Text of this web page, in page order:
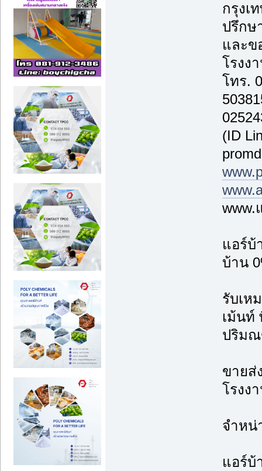
กรุงเ
ปรึกษ
และข
โรงง
โทร.
(ID
www.
แอร์บ้
บ้าน
รับเห
เม้นท์
ปริม
ขายส่
โรงง
จำหน่
แอร์บ้